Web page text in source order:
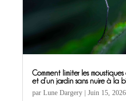
Comment limiter les
et d’un jardin sans nuire à la
par Lune Dargery| Juin 15, 2026